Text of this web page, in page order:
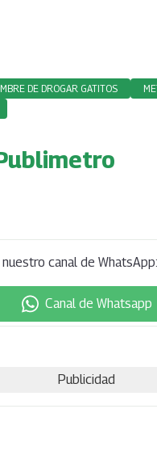
DE DROGAR GATITOS
canal de WhatsApp:
Canal de Whatsapp
Publicidad